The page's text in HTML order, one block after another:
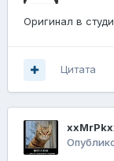
Оригинал в
Цитата